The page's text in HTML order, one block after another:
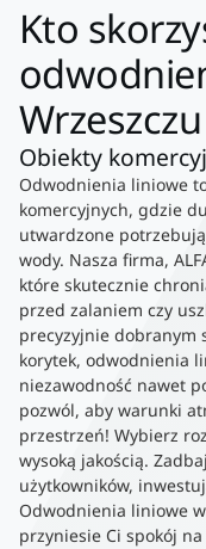
Kto
Obiekty
Odwodnienia liniowe
komercyjnych, gdzie
utwardzone
wody. Nasza firma,
które skutecznie
przed zalaniem czy
precyzyjnie dobranym
korytek, odwodnienia
niezawodność nawet
pozwól, aby warunki
przestrzeń! Wybierz
wysoką jakością.
użytkowników,
Odwodnienia liniowe
przyniesie Ci spokój